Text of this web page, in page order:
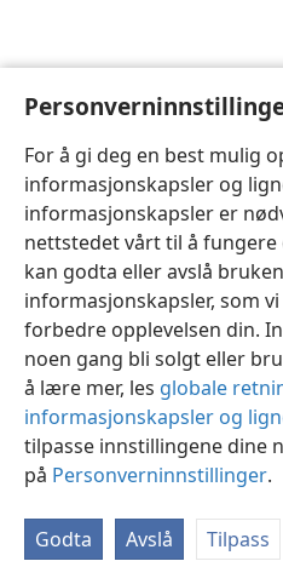
For å gi deg en best mulig
informasjonskapsler og
informasjonskapsler er
nettstedet vårt til å fungere
kan godta eller avslå
informasjonskapsler, som
forbedre opplevelsen din.
noen gang bli solgt eller
å lære mer, les globale
informasjonskapsler og
tilpasse innstillingene dine
på Personverninnstillinger.
Godta Avslå Tilpass
Norsk
Copyright© 2026 Watch Tower Bible
Personvern